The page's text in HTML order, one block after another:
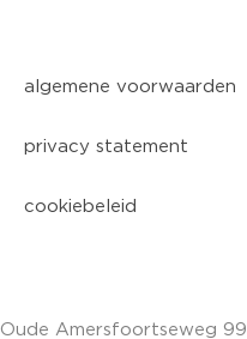
algemene voorwaarden
privacy statement
cookiebeleid
Oude Amersfoortseweg 99